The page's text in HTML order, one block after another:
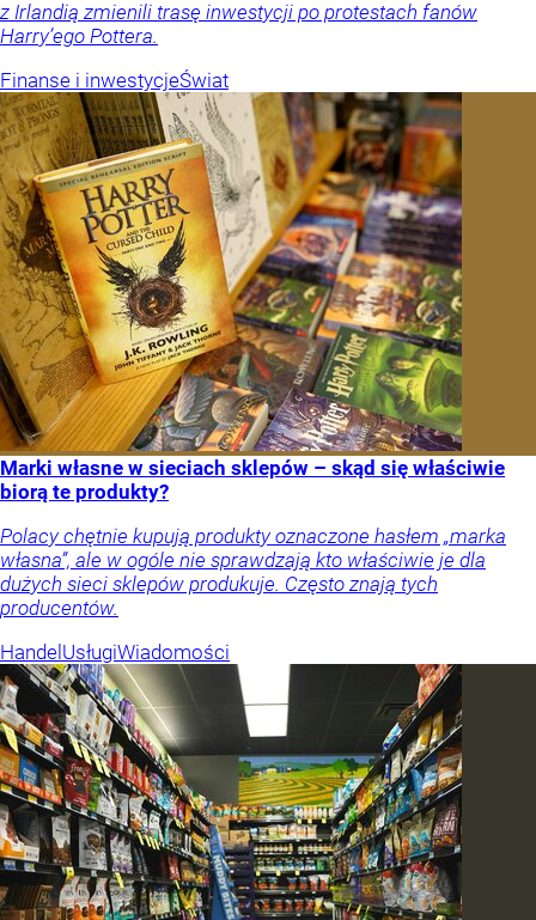
z Irlandią zmienili trasę inwestycji po protestach fanów
Harry’ego Pottera.
Finanse i inwestycjeŚwiat
Marki własne w sieciach sklepów – skąd się właściwie
biorą te produkty?
Polacy chętnie kupują produkty oznaczone hasłem „marka
własna”, ale w ogóle nie sprawdzają kto właściwie je dla
dużych sieci sklepów produkuje. Często znają tych
producentów.
Handel UsługiWiadomości